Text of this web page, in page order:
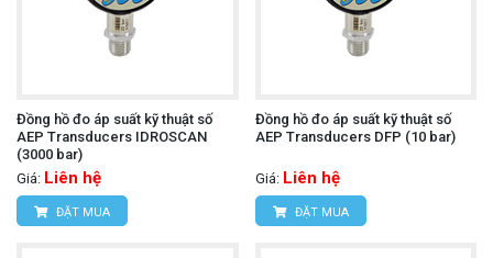
Đồng hồ đo áp suất kỹ thuật số
AEP Transducers IDROSCAN
(3000 bar)
Giá: Liên hệ
ĐẶT MUA
Đồng hồ đo áp suất kỹ thuật số
AEP Transducers DFP (10 bar)
Giá: Liên hệ
ĐẶT MUA